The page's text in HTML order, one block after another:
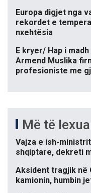
Europa digjet nga
rekordet e
nxehtësia
E kryer/ Hap i
Armend Muslika
profesioniste me
Më të
Vajza e ish-
shqiptare, dekreti
Aksident tragjik në
kamionin, humbin